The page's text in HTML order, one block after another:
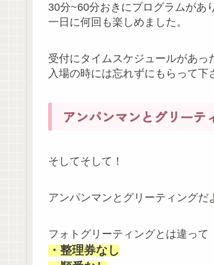
30分~60分おきにプログラムがあ
一日に何回も楽しめました。
受付にタイムスケジュールがあっ
入場の時には忘れずにもらって下
アンパンマンとグリーテ
そしてそして！
アンパンマンとグリーティング
フォトグリーティングとは違って
・整理券なし